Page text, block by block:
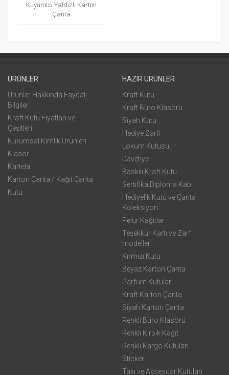
Kuyumcu Yaldızlı Karton
Çanta
ÜRÜNLER
Ürünler Hakkında Faydalı
Bilgiler
Kraft Kutu Fiyatları ve
Çeşitleri
Kurumsal Kimlik Ürünleri
Klasör
Kartela
Karton Çanta / Kağıt Çanta
Kutu
HAZIR ÜRÜNLER
Kraft Kutu
Kraft Büro Klasörü
Siyah Kutu
Hediye Zarfı
Lokum Kutusu
Davetiye
Baskılı Kraft Kutu
Sertifika Diploma Kabı
Hediyelik Kutu ve Çanta
Koleksiyon
Pelur Kağıtlar
Teşekkür Kartı ve Zarf
modelleri
Kırmızı Kutu
Beyaz Karton Çanta
Parfüm Kutuları
Kraft Karton Çanta
Siyah Karton Çanta
Renkli Büro Klasörü
Renkli Kırpık Kağıt
Renkli Kargo Kutuları
Sticker
Takı ve Aksesuar Kutuları